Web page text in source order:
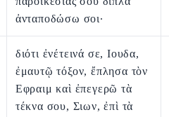
ἀνταποδώσω σοι·
διότι ἐνέτεινά σε, Ιουδα,
ἐμαυτῷ τόξον, ἔπλησα τὸν
Εφραιμ καὶ ἐπεγερῶ τὰ
τέκνα σου, Σιων, ἐπὶ τὰ